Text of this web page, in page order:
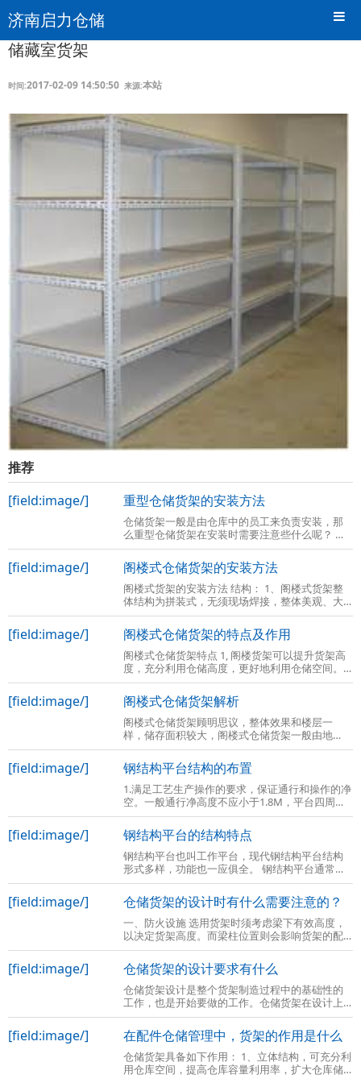
济南启力仓储
储藏室货架
时间:2017-02-09 14:50:50 来源:本站
推荐
[field:image/]
重型仓储货架的安装方法
仓储货架一般是由仓库中的员工来负责安装，那
么重型仓储货架在安装时需要注意些什么呢？ 货
架的安装无非和货架的组成部件有关，还有货架
的相关组件。重型货架主要分为传统意义
[field:image/] 阁楼式仓储货架的安装方法
阁楼式货架的安装方法 结构： 1、阁楼式货架整
体结构为拼装式，无须现场焊接，整体美观、大
方。与混凝土结构或型钢结构相比，由于底楼货
架本身起到上面楼层的支撑作用，具有成
[field:image/] 阁楼式仓储货架的特点及作用
阁楼式仓储货架特点 1, 阁楼货架可以提升货架高
度，充分利用仓储高度，更好地利用仓储空间。
2、阁楼货架楼面铺设货架专用楼板，与花纹钢板
或刚格栅相比层载能力强、整体性好、
[field:image/] 阁楼式仓储货架解析
阁楼式仓储货架顾明思议，整体效果和楼层一
样，储存面积较大，阁楼式仓储货架一般由地
基、库房高度、障碍物数量等因数决定的，那么
阁楼式仓储货架到底是什么呢？ 阁楼式仓储货
[field:image/] 钢结构平台结构的布置
1.满足工艺生产操作的要求，保证通行和操作的净
空。一般通行净高度不应小于1.8M，平台四周一
般均应设置防护栏杆，栏杆高度一般为1M。当平
台高度大于2M时，尚应在防护栏杆下设置高
[field:image/] 钢结构平台的结构特点
钢结构平台也叫工作平台，现代钢结构平台结构
形式多样，功能也一应俱全。 钢结构平台通常是
在现有的车间场地上再建一个二层或三层的全组
装式钢结构平台，将使用空间由一层变成
[field:image/] 仓储货架的设计时有什么需要注意的？
一、防火设施 选用货架时须考虑梁下有效高度，
以决定货架高度。而梁柱位置则会影响货架的配
置。地板 承受的强度，地面平整度也与货架的设
计及安装有关。另外尚须考虑防火设施
[field:image/] 仓储货架的设计要求有什么
仓储货架设计是整个货架制造过程中的基础性的
工作，也是开始要做的工作。仓储货架在设计上
主要涉及到的内容有如下几点： 确定货架的类型
后，明确货位的高度，货物与货架的间隔
[field:image/] 在配件仓储管理中，货架的作用是什么
仓储货架具备如下作用： 1、立体结构，可充分利
用仓库空间，提高仓库容量利用率，扩大仓库储